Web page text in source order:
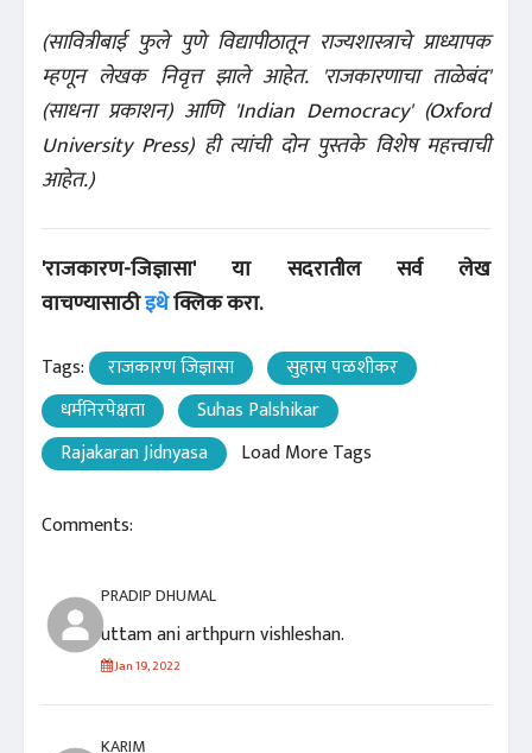
(सावित्रीबाई फुले पुणे विद्यापीठातून राज्यशास्त्राचे प्राध्यापक
म्हणून लेखक निवृत्त झाले आहेत. 'राजकारणाचा ताळेबंद'
(साधना प्रकाशन) आणि 'Indian Democracy' (Oxford
University Press) ही त्यांची दोन पुस्तके विशेष महत्त्वाची
आहेत.)
'राजकारण-जिज्ञासा' या सदरातील सर्व लेख
वाचण्यासाठीइथेक्लिक करा.
Tags: राजकारण जिज्ञासा
सुहास पळशीकर
धर्मनिरपेक्षता
Suhas Palshikar
Rajakaran Jidnyasa
Load More Tags
Comments:
PRADIP DHUMAL
uttam ani arthpurn vishleshan.
Jan 19, 2022
KARIM